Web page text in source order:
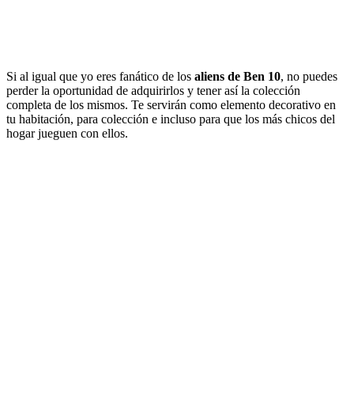
Si al igual que yo eres fanático de los aliens de Ben 10, no puedes
perder la oportunidad de adquirirlos y tener así la colección
completa de los mismos. Te servirán como elemento decorativo en
tu habitación, para colección e incluso para que los más chicos del
hogar jueguen con ellos.